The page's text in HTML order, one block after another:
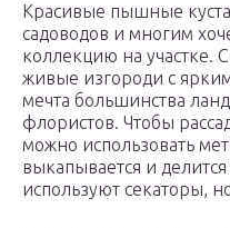
Красивые пышные
садоводов и многим
коллекцию на участке.
живые изгороди с
мечта большинства
флористов. Чтобы
можно использовать
выкапывается и
используют секаторы,